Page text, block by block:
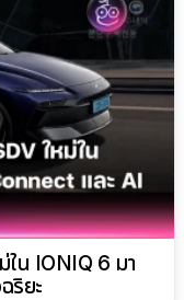
ใน IONIQ 6 มา
ริยะ